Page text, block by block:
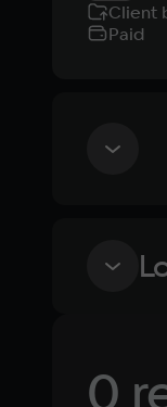
Client
Paid
Minimum
0